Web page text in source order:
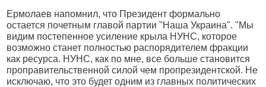
Ермолаев напомнил, что Президент формально
остается почетным главой партии "Наша Украина". "Мы
видим постепенное усиление крыла НУНС, которое
возможно станет полностью распорядителем фракции
как ресурса. НУНС, как по мне, все больше становится
проправительственной силой чем пропрезидентской. Не
исключаю, что это будет одним из главных политических